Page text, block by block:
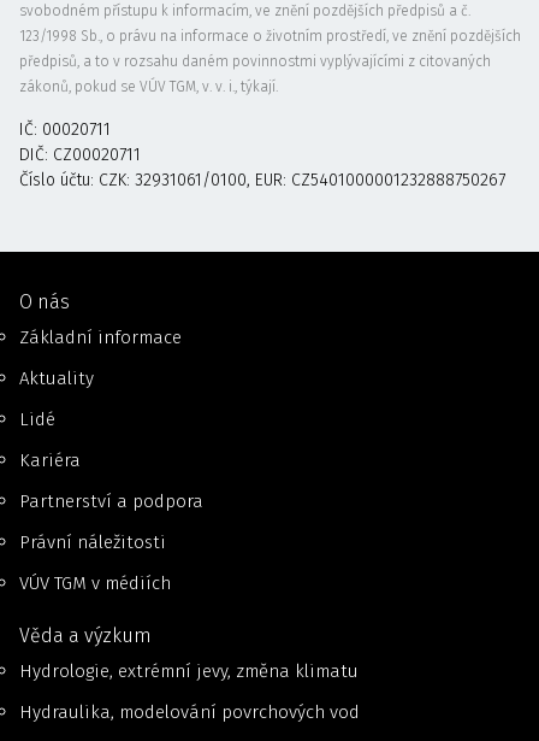
svobodném přístupu k informacím, ve znění pozdějších předpisů a č.
123/1998 Sb., o právu na informace o životním prostředí, ve znění pozdějších
předpisů, a to v rozsahu daném povinnostmi vyplývajícími z citovaných
zákonů, pokud se VÚV TGM, v. v. i., týkají.
IČ: 00020711
DIČ: CZ00020711
Číslo účtu: CZK: 32931061/0100, EUR: CZ5401000001232888750267
O nás
Základní informace
Aktuality
Lidé
Kariéra
Partnerství a podpora
Právní náležitosti
VÚV TGM v médiích
Věda a výzkum
Hydrologie, extrémní jevy, změna klimatu
Hydraulika, modelování povrchových vod